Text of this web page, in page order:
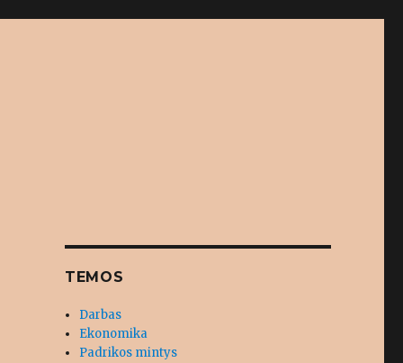
TEMOS
Darbas
Ekonomika
Padrikos mintys